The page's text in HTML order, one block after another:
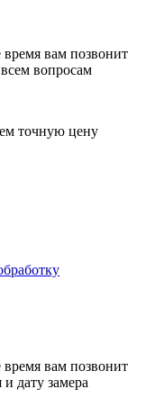
вам позвонит
вопросам
точную цену
вам позвонит
дату замера